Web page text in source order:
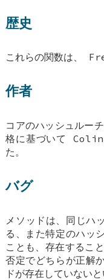
歴史
これらの関数は、
作者
コアのハッシュル
格に基づいて
た。
バグ
メソッドは、同じ
る、また特定のハッ
ことも、存在するこ
否定でどちらが正解
ドが存在していない